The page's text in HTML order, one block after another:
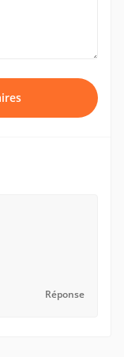
Réponse